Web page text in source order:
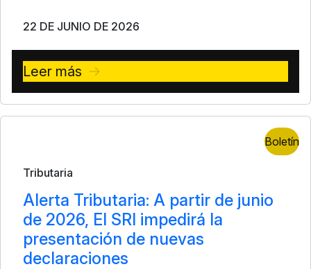
22 DE JUNIO DE 2026
Leer más
Boletín
Tributaria
Alerta Tributaria: A partir de junio
de 2026, El SRI impedirá la
presentación de nuevas
declaraciones